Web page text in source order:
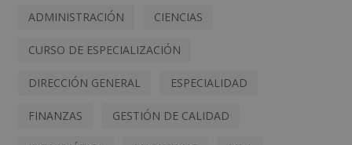
ADMINISTRACIÓN CIENCIAS
CURSO DE ESPECIALIZACIÓN
DIRECCIÓN GENERAL ESPECIALIDAD
FINANZAS GESTIÓN DE CALIDAD